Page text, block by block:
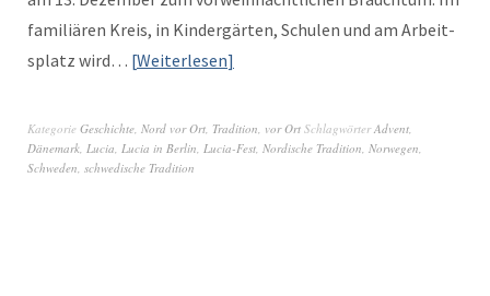
famil­iären Kreis, in Kindergärten, Schulen und am Arbeit­
splatz wird… Weit­er­lesen
Kategorie Geschichte Nord vor Ort Tradition vor Ort SchlagwörterAdvent
Dänemark Lucia Lucia in Berlin Lucia-Fest Nordische Tradition Norwegen
Schweden schwedische Tradition